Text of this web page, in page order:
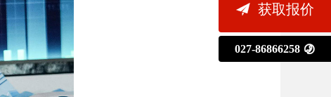
 获取报价
027-86866258 